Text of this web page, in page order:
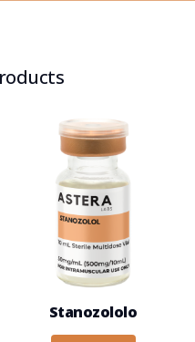
Stanozololo